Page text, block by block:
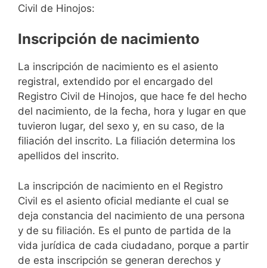
Civil de Hinojos:
Inscripción de nacimiento
La inscripción de nacimiento es el asiento
registral, extendido por el encargado del
Registro Civil de Hinojos, que hace fe del hecho
del nacimiento, de la fecha, hora y lugar en que
tuvieron lugar, del sexo y, en su caso, de la
filiación del inscrito. La filiación determina los
apellidos del inscrito.
La inscripción de nacimiento en el Registro
Civil es el asiento oficial mediante el cual se
deja constancia del nacimiento de una persona
y de su filiación. Es el punto de partida de la
vida jurídica de cada ciudadano, porque a partir
de esta inscripción se generan derechos y